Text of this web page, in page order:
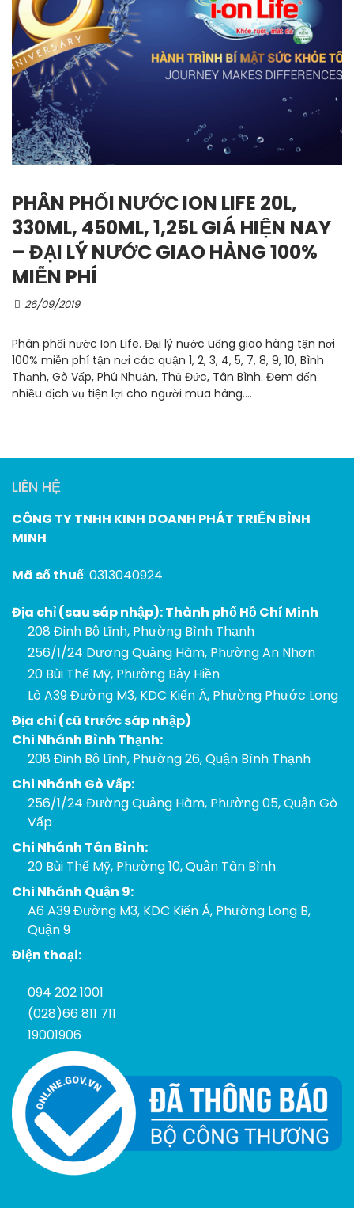
PHÂN PHỐI NƯỚC ION LIFE 20L,
330ML, 450ML, 1,25L GIÁ HIỆN NAY
– ĐẠI LÝ NƯỚC GIAO HÀNG 100%
MIỄN PHÍ
26/09/2019
Phân phối nước Ion Life. Đại lý nước uống giao hàng tận nơi
100% miễn phí tận nơi các quận 1, 2, 3, 4, 5, 7, 8, 9, 10, Bình
Thạnh, Gò Vấp, Phú Nhuận, Thủ Đức, Tân Bình. Đem đến
nhiều dịch vụ tiện lợi cho người mua hàng....
LIÊN HỆ
CÔNG TY TNHH KINH DOANH PHÁT TRIỂN BÌNH
MINH
Mã số thuế: 0313040924
Địa chỉ (sau sáp nhập): Thành phố Hồ Chí Minh
208 Đinh Bộ Lĩnh, Phường Bình Thạnh
256/1/24 Dương Quảng Hàm, Phường An Nhơn
20 Bùi Thế Mỹ, Phường Bảy Hiền
Lô A39 Đường M3, KDC Kiến Á, Phường Phước Long
Địa chỉ (cũ trước sáp nhập)
Chi Nhánh Bình Thạnh:
208 Đinh Bộ Lĩnh, Phường 26, Quận Bình Thạnh
Chi Nhánh Gò Vấp:
256/1/24 Đường Quảng Hàm, Phường 05, Quận Gò
Vấp
Chi Nhánh Tân Bình:
20 Bùi Thế Mỹ, Phường 10, Quận Tân Bình
Chi Nhánh Quận 9:
A6 A39 Đường M3, KDC Kiến Á, Phường Long B,
Quận 9
Điện thoại:
094 202 1001
(028)66 811 711
19001906